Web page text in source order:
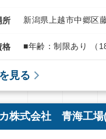
所 新潟県上越市中郷
格 ■年齢：制限あり
見る
株式会社 青海工場